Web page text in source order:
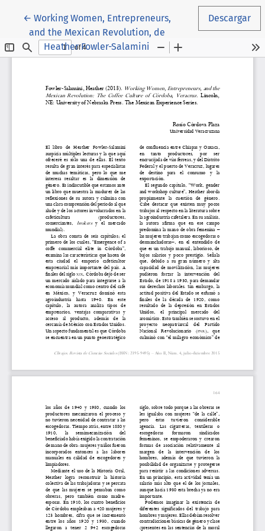
← Volver a los detalles del artículo
Working Women, Entrepreneurs,
and the Mexican Revolution, de
Heather Fowler-Salamini
Descargar